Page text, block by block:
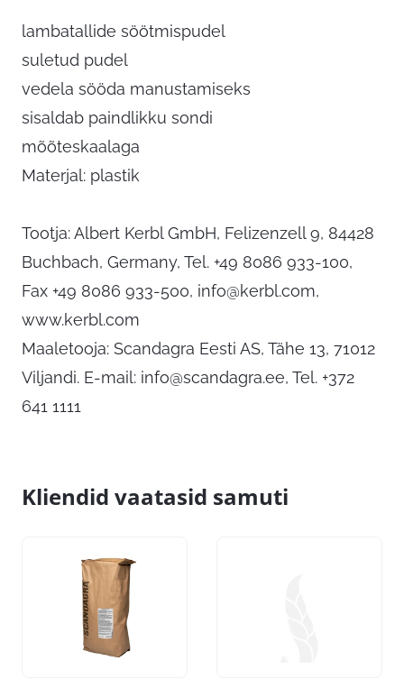
lambatallide söötmispudel
suletud pudel
vedela sööda manustamiseks
sisaldab paindlikku sondi
mõõteskaalaga
Materjal: plastik
Tootja: Albert Kerbl GmbH, Felizenzell 9, 84428
Buchbach, Germany, Tel. +49 8086 933-100,
Fax +49 8086 933-500, info@kerbl.com,
www.kerbl.com
Maaletooja: Scandagra Eesti AS, Tähe 13, 71012
Viljandi. E-mail: info@scandagra.ee, Tel. +372
641 1111
Kliendid vaatasid samuti